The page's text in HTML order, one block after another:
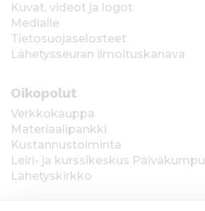
Kuvat, videot ja logot
Medialle
Tietosuojaselosteet
Lähetysseuran ilmoituskanava
Oikopolut
Verkkokauppa
Materiaalipankki
Kustannustoiminta
Leiri- ja kurssikeskus Päiväkumpu
Lähetyskirkko